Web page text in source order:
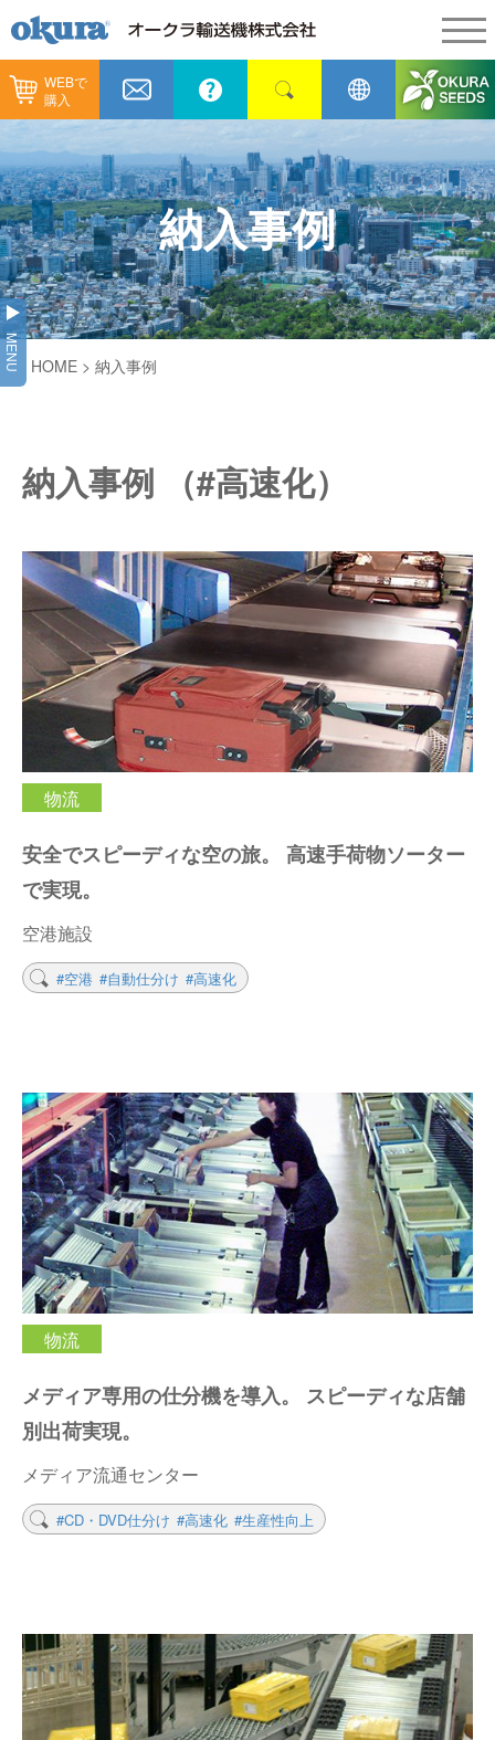
WEBで
購入
製品情報
製品情報
コンベヤ機器
コンベヤ機器を探す
用途から探す
コンベヤ機器の技術情報
GTPシステム
ピッキングシステム
保管システム
パレタイズ・デパレタイズシステム
バンニング・デバンニングシステム
バーチカル装置（垂直搬送機）
周辺機器
納入事例
納入事例
全業種
製造
物流
通販
メンテナンス
カタログ／CAD
会社情報
会社情報
企業理念
事業所一覧
オークラグループ
事業紹介
オークラの取組み
採用情報
オークラミュージアム
新着情報
生産終了品
物流用語集
オークラ育英財団
プライバシーポリシー
納入事例
MENU HOME > 納入事例
納入事例 （#高速化）
物流
安全でスピーディな空の旅。 高速手荷物ソーター
で実現。
空港施設
#空港 #自動仕分け #高速化
物流
メディア専用の仕分機を導入。 スピーディな店舗
別出荷実現。
メディア流通センター
#CD・DVD仕分け #高速化 #生産性向上